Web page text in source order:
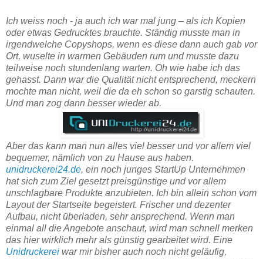
Ich weiss noch - ja auch ich war mal jung – als ich Kopien
oder etwas Gedrucktes brauchte. Ständig musste man in
irgendwelche Copyshops, wenn es diese dann auch gab vor
Ort, wuselte in warmen Gebäuden rum und musste dazu
teilweise noch stundenlang warten. Oh wie habe ich das
gehasst. Dann war die Qualität nicht entsprechend, meckern
mochte man nicht, weil die da eh schon so garstig schauten.
Und man zog dann besser wieder ab.
Aber das kann man nun alles viel besser und vor allem viel
bequemer, nämlich von zu Hause aus haben.
unidruckerei24.de, ein noch junges StartUp Unternehmen
hat sich zum Ziel gesetzt preisgünstige und vor allem
unschlagbare Produkte anzubieten. Ich bin allein schon vom
Layout der Startseite begeistert. Frischer und dezenter
Aufbau, nicht überladen, sehr ansprechend. Wenn man
einmal all die Angebote anschaut, wird man schnell merken
das hier wirklich mehr als günstig gearbeitet wird. Eine
Unidruckerei war mir bisher auch noch nicht geläufig,